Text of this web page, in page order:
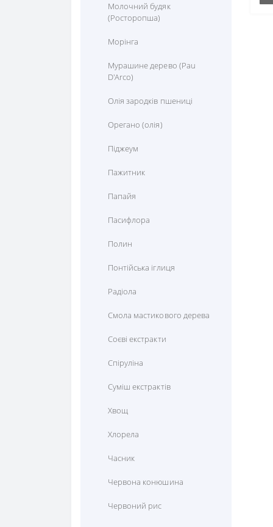
Молочний будяк
(Росторопша)
Морінга
Мурашине дерево (Pau
D'Arco)
Олія зародків пшениці
Орегано (олія)
Піджеум
Пажитник
Папайя
Пасифлора
Полин
Понтійська іглиця
Радіола
Смола мастикового дерева
Соєві екстракти
Спіруліна
Суміш екстрактів
Хвощ
Хлорела
Часник
Червона конюшина
Червоний рис